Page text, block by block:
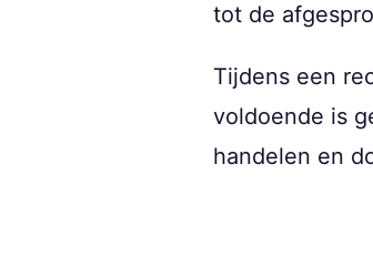
tot de
Tijdens een
voldoende is
handelen en